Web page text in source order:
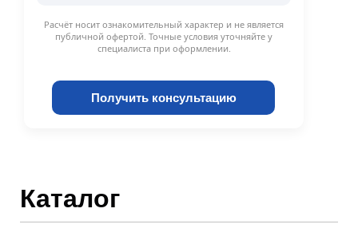
Получить консультацию
Расчёт носит ознакомительный характер и не является
публичной офертой. Точные условия уточняйте у
специалиста при оформлении.
Каталог